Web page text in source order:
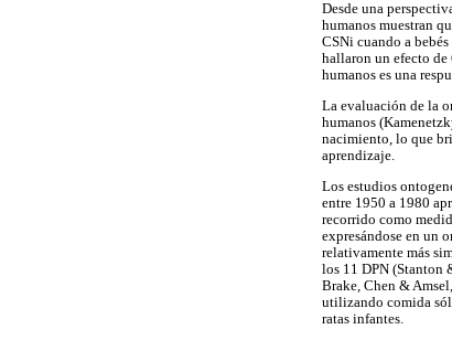
Desde una
humanos muestran
CSNi cuando a
hallaron un efecto de
humanos es una
La evaluación de la
humanos
nacimiento, lo que
aprendizaje.
Los estudios
entre 1950 a 1980
recorrido como
expresándose en un
relativamente más
los 11 DPN (Stanton
Brake, Chen &
utilizando comida
ratas infantes.